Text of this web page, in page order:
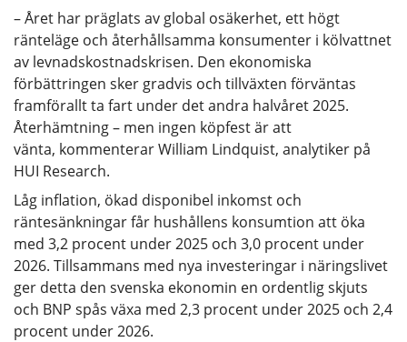
– Året har präglats av global osäkerhet, ett högt
ränteläge och återhållsamma konsumenter i kölvattnet
av levnadskostnadskrisen. Den ekonomiska
förbättringen sker gradvis och tillväxten förväntas
framförallt ta fart under det andra halvåret 2025.
Återhämtning – men ingen köpfest är att
vänta, kommenterar William Lindquist, analytiker på
HUI Research.
Låg inflation, ökad disponibel inkomst och
räntesänkningar får hushållens konsumtion att öka
med 3,2 procent under 2025 och 3,0 procent under
2026. Tillsammans med nya investeringar i näringslivet
ger detta den svenska ekonomin en ordentlig skjuts
och BNP spås växa med 2,3 procent under 2025 och 2,4
procent under 2026.